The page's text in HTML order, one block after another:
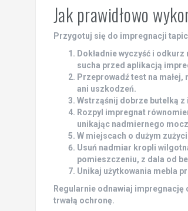
Jak prawidłowo
Przygotuj się do impregnacji
Dokładnie wyczyśći odkurz
sucha przed aplikacją
Przeprowadź testna małej,
ani uszkodzeń.
Wstrząśnij dobrzebutelką z
Rozpyl impregnat
unikając nadmiernego
W miejscach o dużym
Usuń nadmiar kropli
pomieszczeniu, z dala od
Unikaj użytkowania mebla
Regularnie odnawiaj impregnację
trwałą ochronę.